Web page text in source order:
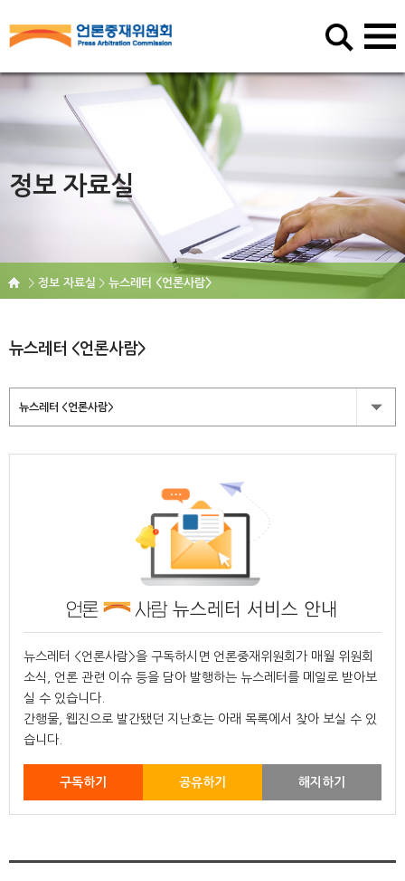
정보 자료실
정보 자료실 뉴스레터 <언론사람>
뉴스레터 <언론사람>
뉴스레터 <언론사람>
뉴스레터 서비스 안내
뉴스레터 <언론사람>을 구독하시면 언론중재위원회가 매월 위원회
소식, 언론 관련 이슈 등을 담아 발행하는 뉴스레터를 메일로 받아보
실 수 있습니다.
간행물, 웹진으로 발간됐던 지난호는 아래 목록에서 찾아 보실 수 있
습니다.
구독하기 공유하기 해지하기